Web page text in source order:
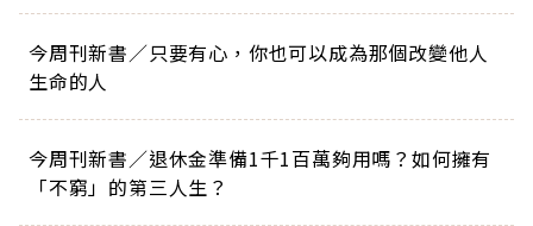
今周刊新書／只要有心，你也可以成為那個改變他人
生命的人
今周刊新書／退休金準備1千1百萬夠用嗎？如何擁有
「不窮」的第三人生？